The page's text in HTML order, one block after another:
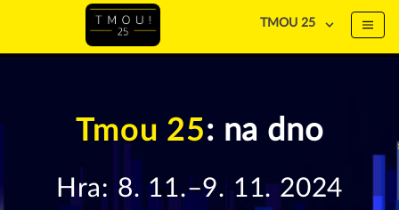
TMOU 25
Tmou 25: na dno
Hra: 8. 11.–9. 11. 2024